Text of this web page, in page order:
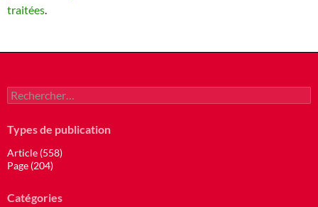
traitées
Rechercher :
Types de publication
Article (558)
Page (204)
Catégories